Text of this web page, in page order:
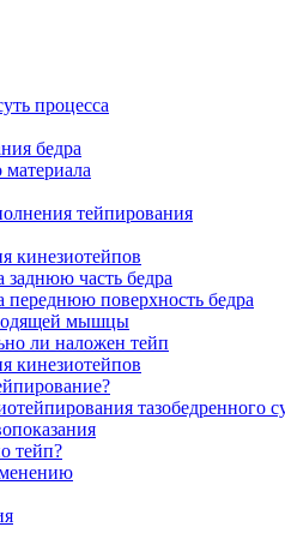
процесса
бедра
тейпирования
кинезиотейпов
часть бедра
переднюю поверхность бедра
мышцы
ли наложен тейп
кинезиотейпов
тазобедренного
тейп?